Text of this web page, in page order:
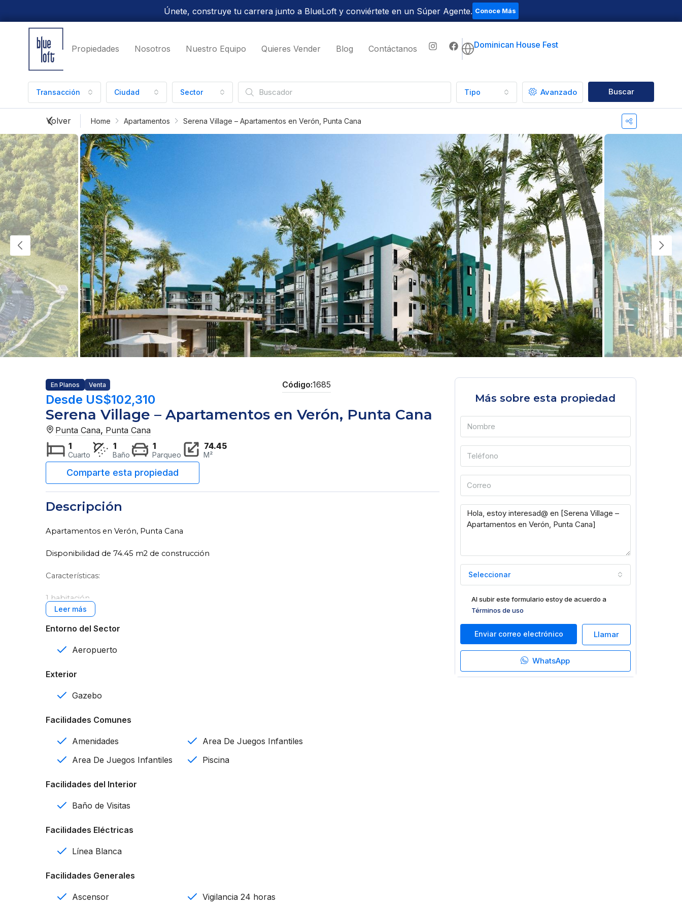
Únete, construye tu carrera junto a BlueLoft y conviértete en un Súper Agente. Conoce Más
Propiedades Nosotros Nuestro Equipo Quieres Vender Blog Contáctanos Dominican House Fest
Transacción Ciudad Sector Tipo Avanzado Buscar
Volver Home Apartamentos Serena Village – Apartamentos en Verón, Punta Cana
En Planos Venta 1685
Desde US$102,310
Serena Village – Apartamentos en Verón, Punta Cana
Punta Cana, Punta Cana
1
Cuarto
1
Baño
1
Parqueo
74.45
M²
Descripción
Apartamentos en Verón, Punta Cana
Disponibilidad de 74.45 m2 de construcción
Características:
1 habitación
Entorno del Sector
Aeropuerto
Exterior
Gazebo
Facilidades Comunes
Amenidades
Area De Juegos Infantiles
Area De Juegos Infantiles
Piscina
Facilidades del Interior
Baño de Visitas
Facilidades Eléctricas
Línea Blanca
Facilidades Generales
Ascensor Vigilancia 24 horas
Más sobre esta propiedad
Seleccionar
Al subir este formulario estoy de acuerdo a
Términos de uso
Enviar correo electrónico Llamar
WhatsApp